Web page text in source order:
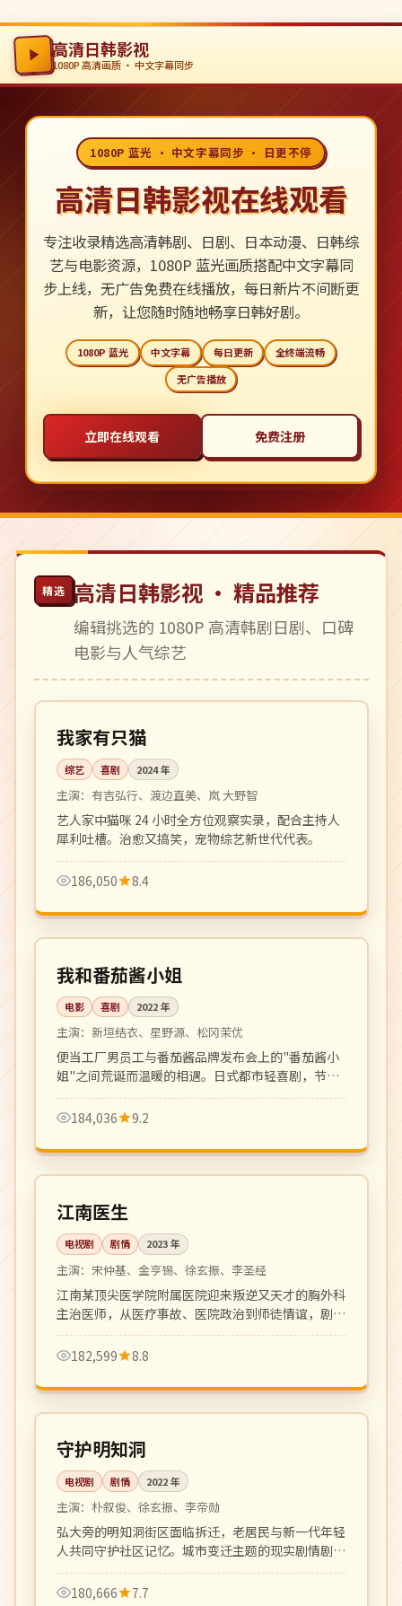
高清日韩影视
1080P 高清画质 · 中文字幕同步
1080P 蓝光 · 中文字幕同步 · 日更不停
高清日韩影视在线观看
专注收录精选高清韩剧、日剧、日本动漫、日韩综
艺与电影资源，1080P 蓝光画质搭配中文字幕同
步上线，无广告免费在线播放，每日新片不间断更
新，让您随时随地畅享日韩好剧。
1080P 蓝光 中文字幕 每日更新
全终端流畅
无广告播放
立即在线观看 免费注册
精选 高清日韩影视 · 精品推荐
编辑挑选的 1080P 高清韩剧日剧、口碑
电影与人气综艺
日本
热播
我家有只猫
综艺 喜剧 2024年
主演： 有吉弘行、渡边直美、岚 大野智
艺人家中猫咪 24 小时全方位观察实录，配合主持人
犀利吐槽。治愈又搞笑，宠物综艺新世代代表。
186,050 8.4
日本
高分 104 分钟
我和番茄酱小姐
电影 喜剧 2022年
主演： 新垣结衣、星野源、松冈茉优
便当工厂男员工与番茄酱品牌发布会上的"番茄酱小
姐"之间荒诞而温暖的相遇。日式都市轻喜剧，节奏
轻盈对白可爱。
184,036
9.2
韩国
热播 更新至 16 集
江南医生
电视剧 剧情 2023年
主演： 宋仲基、金亨锡、徐玄振、李圣经
江南某顶尖医学院附属医院迎来叛逆又天才的胸外科
主治医师，从医疗事故、医院政治到师徒情谊，剧情
节奏紧凑，台词犀利。
182,599
8.8
韩国
完结 全 16 集
守护明知洞
电视剧 剧情 2022年
主演： 朴叙俊、徐玄振、李帝勋
弘大旁的明知洞街区面临拆迁，老居民与新一代年轻
人共同守护社区记忆。城市变迁主题的现实剧情剧，
温情厚重。
180,666
7.7